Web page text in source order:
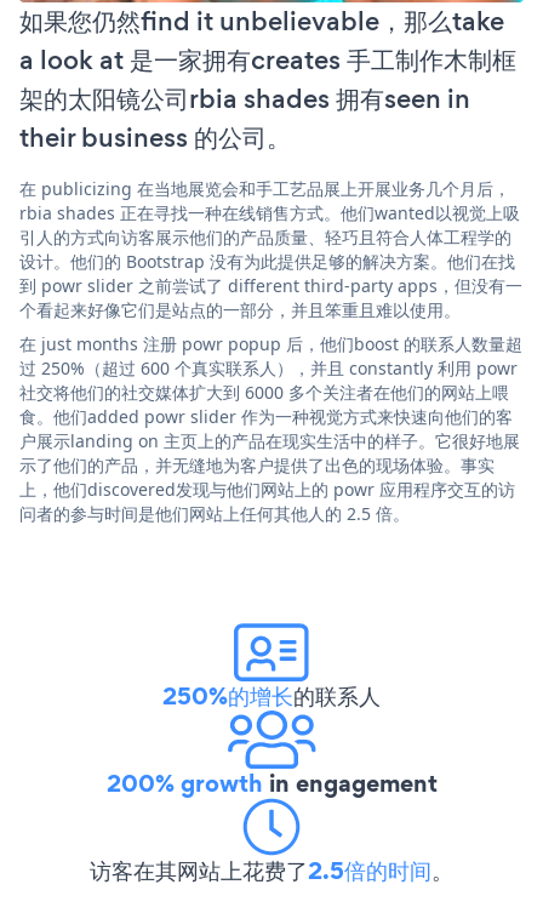
如果您仍然find it unbelievable，那么take
a look at 是一家拥有creates 手工制作木制框
架的太阳镜公司rbia shades 拥有seen in
their business 的公司。
在 publicizing 在当地展览会和手工艺品展上开展业务几个月后，
rbia shades 正在寻找一种在线销售方式。他们wanted以视觉上吸
引人的方式向访客展示他们的产品质量、轻巧且符合人体工程学的
设计。他们的 Bootstrap 没有为此提供足够的解决方案。他们在找
到 powr slider 之前尝试了 different third-party apps，但没有一
个看起来好像它们是站点的一部分，并且笨重且难以使用。
在 just months 注册 powr popup 后，他们boost 的联系人数量超
过 250%（超过 600 个真实联系人），并且 constantly 利用 powr
社交将他们的社交媒体扩大到 6000 多个关注者在他们的网站上喂
食。他们added powr slider 作为一种视觉方式来快速向他们的客
户展示landing on 主页上的产品在现实生活中的样子。它很好地展
示了他们的产品，并无缝地为客户提供了出色的现场体验。事实
上，他们discovered发现与他们网站上的 powr 应用程序交互的访
问者的参与时间是他们网站上任何其他人的 2.5 倍。
250%的增长的联系人
200% growth in engagement
访客在其网站上花费了2.5倍的时间。